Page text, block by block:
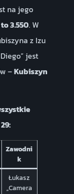
na jego
3.550. W
z Izu
jest
–Kubiszyn
Zawodni
k
Łukasz
„Camera